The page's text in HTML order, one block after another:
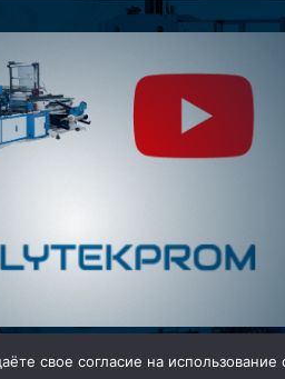
свое согласие на использование